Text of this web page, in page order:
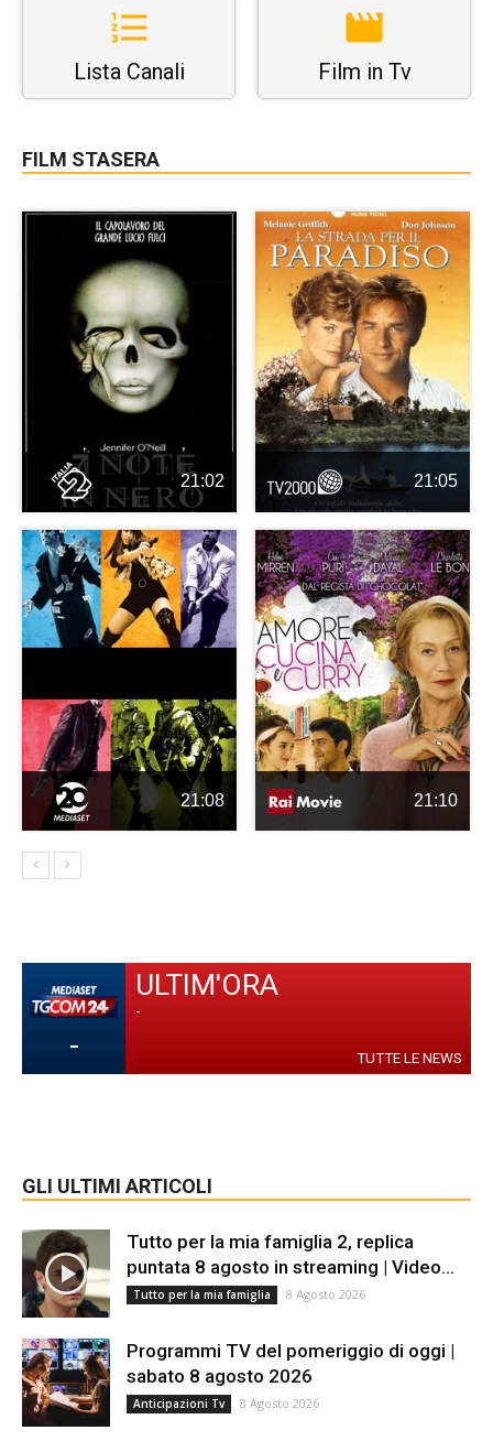
Lista Canali Film in Tv
FILM STASERA
21:02 21:05
21:08 21:10
-
ULTIM'ORA
-
TUTTE LE NEWS
GLI ULTIMI ARTICOLI
Tutto per la mia famiglia 2, replica
puntata 8 agosto in streaming | Video...
Tutto per la mia famiglia 8 Agosto 2026
Programmi TV del pomeriggio di oggi |
sabato 8 agosto 2026
Anticipazioni Tv 8 Agosto 2026